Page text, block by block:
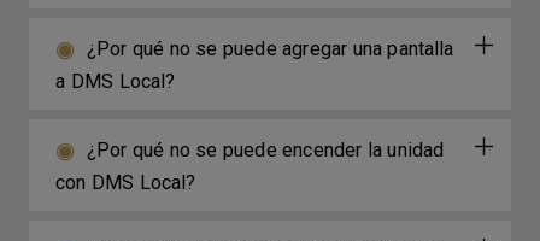
¿Por qué no se puede agregar una pantalla
a DMS Local?
¿Por qué no se puede encender la unidad
con DMS Local?